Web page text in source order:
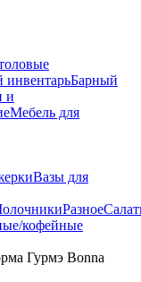
Барный
и
Мебель для
Вазы для
Разное
кофейные
Гурмэ Bonna